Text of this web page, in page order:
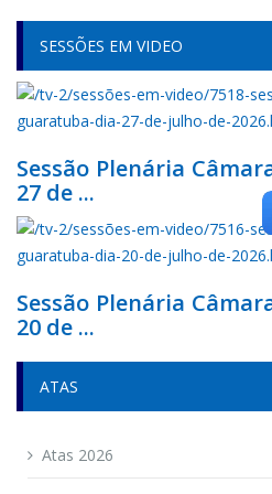
SESSÕES EM VIDEO
Sessão Plenária
27 de ...
Sessão Plenária
20 de ...
ATAS
Atas 2026